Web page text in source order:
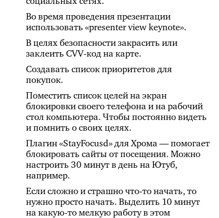
Во время проведения презентации
использовать «presenter view keynote».
В целях безопасности закрасить или
заклеить CVV-код на карте.
Создавать список приоритетов для
покупок.
Поместить список целей на экран
блокировки своего телефона и на рабочий
стол компьютера. Чтобы постоянно видеть
и помнить о своих целях.
Плагин «StayFocusd» для Хрома — помогает
блокировать сайты от посещения. Можно
настроить 30 минут в день на Ютуб,
например.
Если сложно и страшно что-то начать, то
нужно просто начать. Выделить 10 минут
на какую-то мелкую работу в этом